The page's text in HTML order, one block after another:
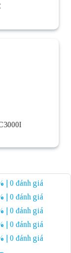
| 0 đánh giá
| 0 đánh giá
| 0 đánh giá
| 0 đánh giá
| 0 đánh giá